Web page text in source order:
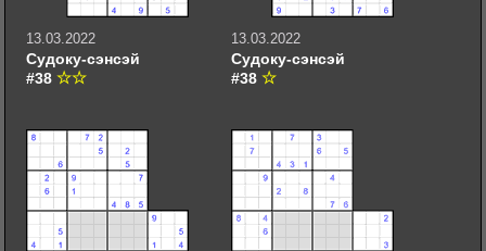
13.03.2022
Судоку-сэнсэй
#38
13.03.2022
Судоку-сэнсэй
#38